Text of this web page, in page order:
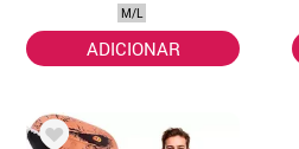
M/L
ADICIONAR